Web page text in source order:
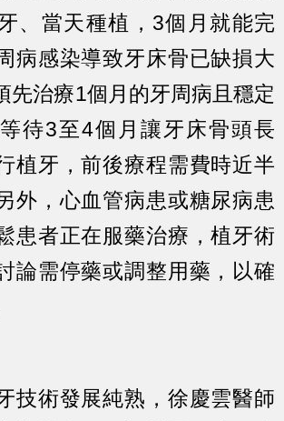
、當天種植，3個月就能完
病感染導致牙床骨已缺損大
先治療1個月的牙周病且穩定
待3至4個月讓牙床骨頭長
植牙，前後療程需費時近半
外，心血管病患或糖尿病患
患者正在服藥治療，植牙術
論需停藥或調整用藥，以確
技術發展純熟，徐慶雲醫師